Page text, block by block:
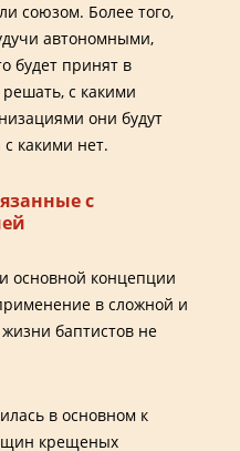
союзом. Более того,
автономными,
будет принят в
с какими
они будут
какими нет.
с
основной концепции
в сложной и
баптистов не
в основном к
крещеных